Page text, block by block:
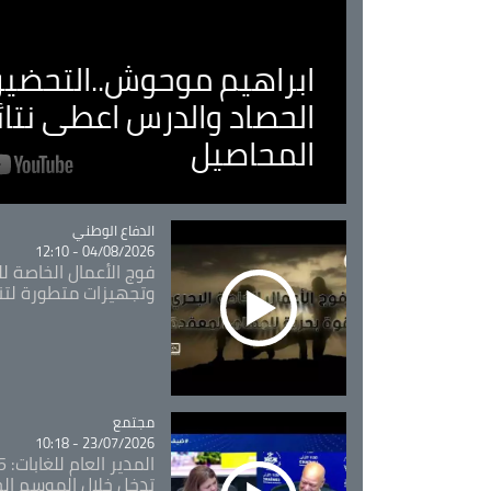
ابراهيم
الحصاد والدرس اعطى
المحاصيل
Catégorie
الدفاع الوطني
04/08/2026 - 12:10
فوج الأعمال الخاصة
وتجهيزات متطورة
Catégorie
مجتمع
23/07/2026 - 10:18
تدخل خلال الموسم